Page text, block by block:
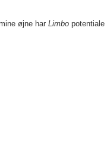
øjne har Limbopotentiale